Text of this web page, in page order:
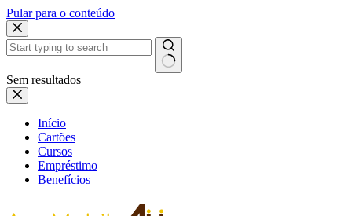
Pular para o conteúdo
Sem resultados
Início
Cartões
Cursos
Empréstimo
Benefícios